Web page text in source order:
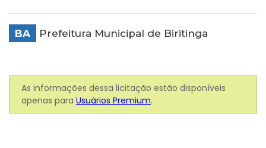
BA Prefeitura Municipal de Biritinga
As informações dessa licitação estão disponíveis
apenas para Usuários Premium.